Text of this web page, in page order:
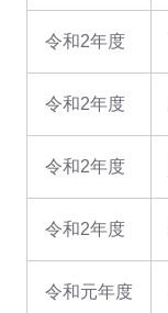
令和2年度
令和2年度
令和2年度
令和2年度
令和元年度